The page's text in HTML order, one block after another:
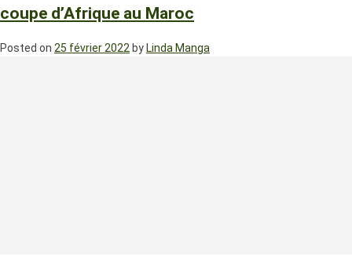
coupe d’Afrique au Maroc
Posted on 25 février 2022 by Linda Manga